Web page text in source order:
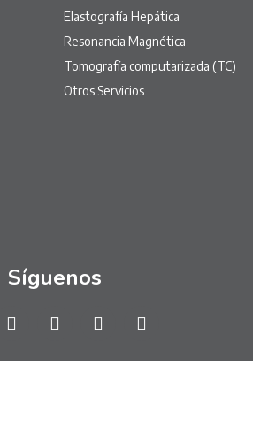
Elastografía Hepática
Resonancia Magnética
Tomografía computarizada (TC)
Otros Servicios
Síguenos